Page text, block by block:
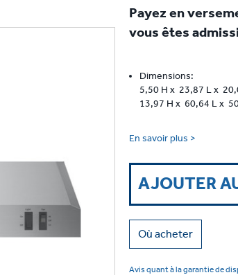
Payez en
vous êtes
Dimensions:
5,50 H x 23,87 L x
13,97 H x 60,64 L x
En savoir plus >
AJOUTER
Où acheter
Avis quant à la garantie de